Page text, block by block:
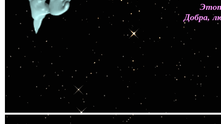
Добра,